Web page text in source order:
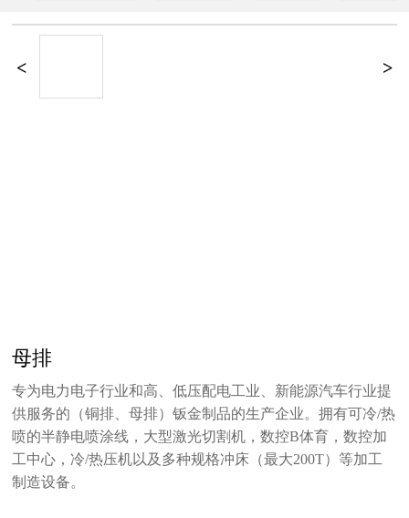
母排
专为电力电子行业和高、低压配电工业、新能源汽车行业提
供服务的（铜排、母排）钣金制品的生产企业。拥有可冷/热
喷的半静电喷涂线，大型激光切割机，数控B体育，数控加
工中心，冷/热压机以及多种规格冲床（最大200T）等加工
制造设备。